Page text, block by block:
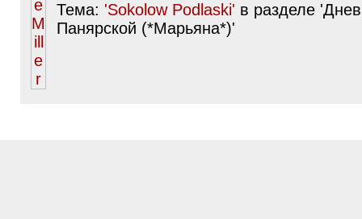
Тема: 'Sokolow Podlaski' в разделе
Панярской (*Марьяна*)'